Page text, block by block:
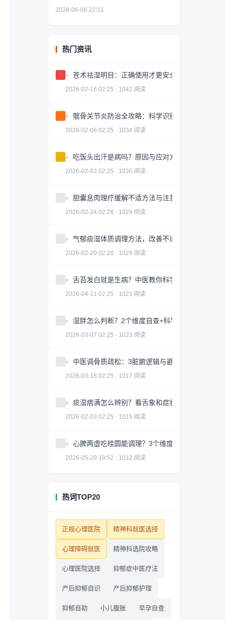
2026-06-08 22:51
热门资讯
苍术祛湿明目：正确使用才更安全有效
2026-02-16 02:25 · 1042 阅读
髋骨关节炎防治全攻略：科学识别与有效治疗
2026-02-06 02:25 · 1034 阅读
吃饭头出汗是病吗？原因与应对方法
2026-02-03 02:25 · 1030 阅读
胆囊息肉理疗缓解不适方法与注意事项
2026-02-24 02:26 · 1029 阅读
气郁痰湿体质调理方法，改善不适症状
2026-02-20 02:26 · 1029 阅读
舌苔发白就是生病？中医教你科学判断与调理全
2026-04-11 02:25 · 1023 阅读
湿胖怎么判断？2个维度自查+科学调理指南
2026-03-07 02:25 · 1023 阅读
中医调骨质疏松：3脏腑逻辑与避坑指南｜科学护
2026-03-18 02:25 · 1017 阅读
痰湿痞满怎么辨别？看舌象和症状
2026-02-03 02:25 · 1015 阅读
心脾两虚吃桂圆能调理？3个维度帮你科学改善
2026-05-29 19:52 · 1012 阅读
热词TOP20
正规心理医院 精神科就医选择
心理障碍就医 精神科选院攻略
心理医院选择 抑郁症中医疗法
产后抑郁自识 产后抑郁护理
抑郁自助 小儿腹胀 早孕自查